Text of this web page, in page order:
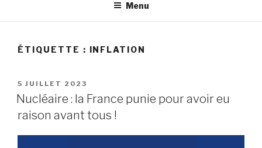
Menu
ÉTIQUETTE : INFLATION
PUBLIÉ
LE
5 JUILLET 2023
Nucléaire : la France punie pour avoir eu
raison avant tous !